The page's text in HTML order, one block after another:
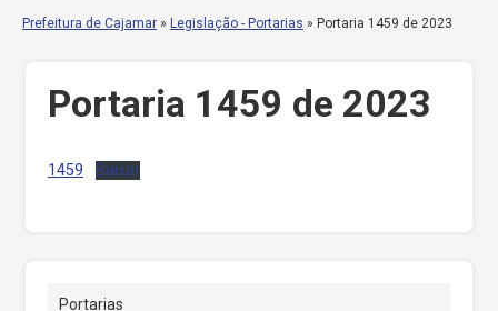
Prefeitura de Cajamar » Legislação - Portarias » Portaria 1459 de 2023
Portaria 1459 de 2023
1459 Baixar
Portarias